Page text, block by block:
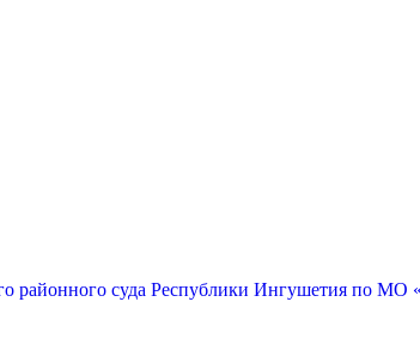
районного суда Республики Ингушетия по МО